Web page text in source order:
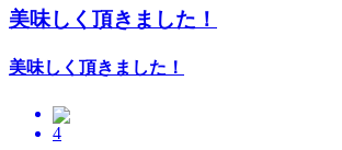
美味しく頂きました！
美味しく頂きました！
4